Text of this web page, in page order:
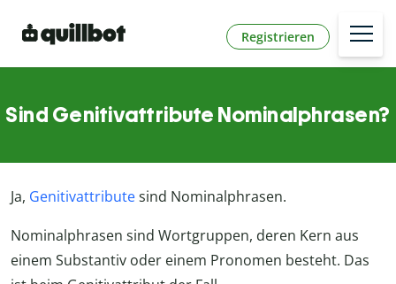
Registrieren
Sind Genitivattribute Nominalphrasen?
Ja, Genitivattributesind Nominalphrasen.
Nominalphrasen sind Wortgruppen, deren Kern aus
einem Substantiv oder einem Pronomen besteht. Das